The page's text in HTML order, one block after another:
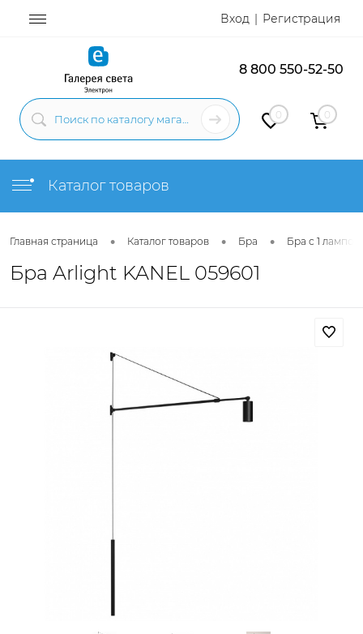
Вход Регистрация
8 800 550-52-50
0 0
Каталог товаров
Главная страница • Каталог товаров • Бра • Бра с 1 лампой
Бра Arlight KANEL 059601